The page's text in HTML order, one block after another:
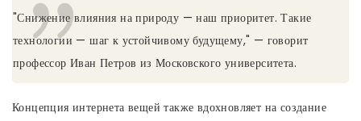
"Снижение влияния на природу — наш приоритет. Такие
технологии — шаг к устойчивому будущему," — говорит
профессор Иван Петров из Московского университета.
Концепция интернета вещей также вдохновляет на создание